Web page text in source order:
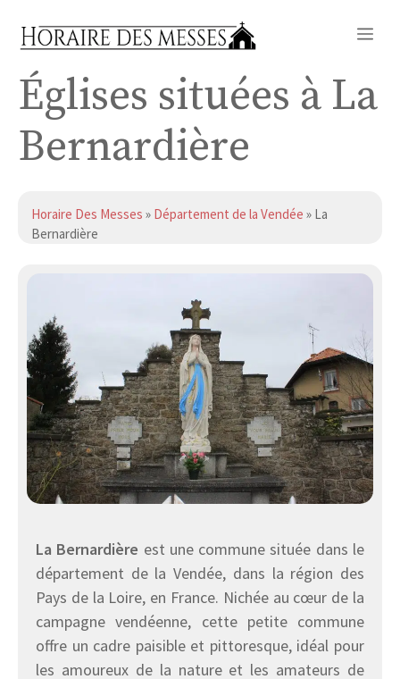
Églises situées à La
Bernardière
Horaire Des Messes » Département de la Vendée » La
Bernardière
La Bernardière est une commune située dans le
département de la Vendée, dans la région des
Pays de la Loire, en France. Nichée au cœur de la
campagne vendéenne, cette petite commune
offre un cadre paisible et pittoresque, idéal pour
les amoureux de la nature et les amateurs de